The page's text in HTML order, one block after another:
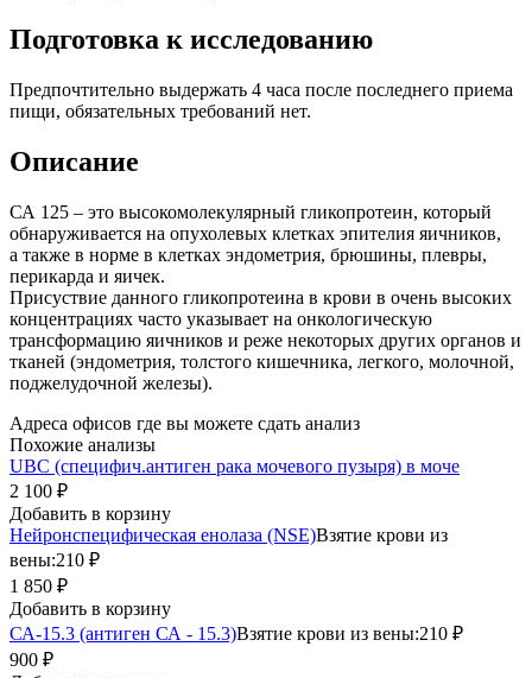
Подготовка к исследованию
Предпочтительно выдержать 4 часа после последнего приема
пищи, обязательных требований нет.
Описание
СА 125 – это высокомолекулярный гликопротеин, который
обнаруживается на опухолевых клетках эпителия яичников,
а также в норме в клетках эндометрия, брюшины, плевры,
перикарда и яичек.
Присуствие данного гликопротеина в крови в очень высоких
концентрациях часто указывает на онкологическую
трансформацию яичников и реже некоторых других органов и
тканей (эндометрия, толстого кишечника, легкого, молочной,
поджелудочной железы).
Адреса офисов где вы можете сдать анализ
Похожие анализы
UBC (специфич.антиген рака мочевого пузыря) в моче
2 100 ₽
Добавить в корзину
Нейронспецифическая енолаза (NSE)Взятие крови из
вены:210 ₽
1 850 ₽
Добавить в корзину
СА-15.3 (антиген СА - 15.3)Взятие крови из вены:210 ₽
900 ₽